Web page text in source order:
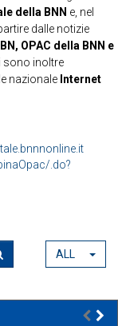
della BNN e, nel
dalle notizie
OPAC della BNN e
sono inoltre
nazionale Internet
.do?
ALL